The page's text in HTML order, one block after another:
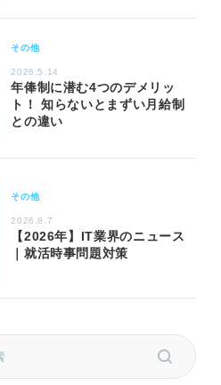
その他
2026.5.14
年俸制に潜む4つのデメリッ
ト！ 知らないとまずい月給制
との違い
その他
2026.8.7
【2026年】IT業界のニュース
｜就活時事問題対策